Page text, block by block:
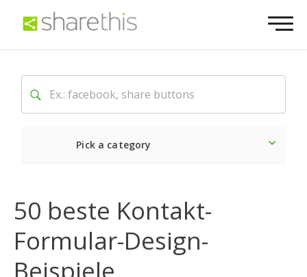
Pick a category
50 beste Kontakt-
Formular-Design-
Beispiele